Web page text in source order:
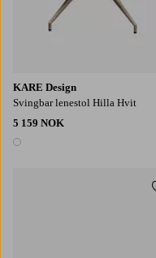
KARE Design
Svingbar lenestol Hilla Hvit
5 159 NOK
1 farge